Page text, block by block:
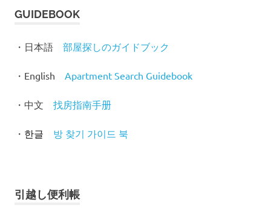
GUIDEBOOK
・日本語 部屋探しのガイドブック
・English Apartment Search Guidebook
・中文 找房指南手册
・ 한글 방 찾기 가이드 북
引越し便利帳